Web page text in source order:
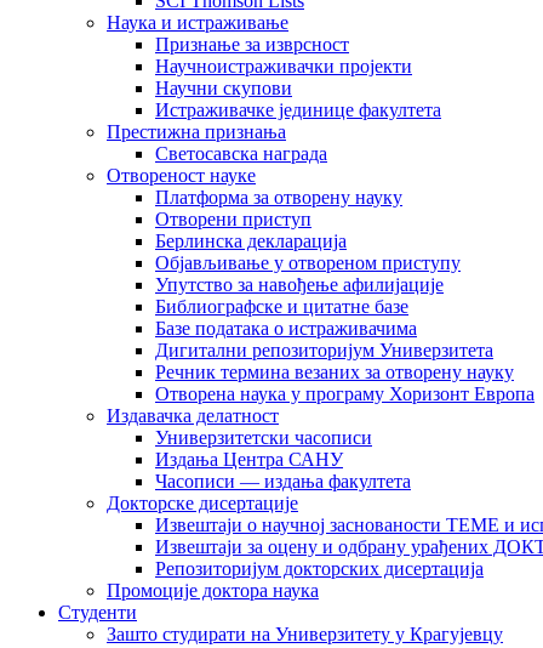
Наука и истраживање
Признање за изврсност
Научноистраживачки пројекти
Научни скупови
Истраживачке јединице факултета
Престижна признања
Светосавска награда
Отвореност науке
Платформа за отворену науку
Отворени приступ
Берлинска декларација
Објављивање у отвореном приступу
Упутство за навођење афилијације
Библиографске и цитатне базе
Базе података о истраживачима
Дигитални репозиторијум Универзитета
Рeчник термина везаних за отворену науку
Отворена наука у програму Хоризонт Европа
Издавачка делатност
Универзитетски часописи
Издања Центра САНУ
Часописи — издања факултета
Докторске дисертације
Извештаји о научној заснованости ТЕМЕ и
Извештаји за оцену и одбрану урађених
Репозиторијум докторских дисертација
Промоције доктора наука
Студенти
Зашто студирати на Универзитету у Крагујевцу